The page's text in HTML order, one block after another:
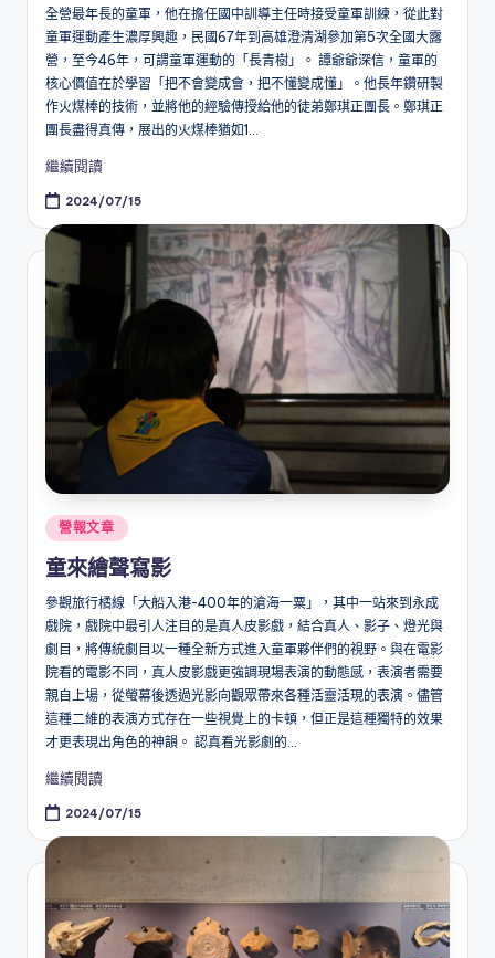
全營最年長的童軍，他在擔任國中訓導主任時接受童軍訓練，從此對
童軍運動產生濃厚興趣，民國67年到高雄澄清湖參加第5次全國大露
營，至今46年，可謂童軍運動的「長青樹」。 譚爺爺深信，童軍的
核心價值在於學習「把不會變成會，把不懂變成懂」。他長年鑽研製
作火煤棒的技術，並將他的經驗傳授給他的徒弟鄭琪正團長。鄭琪正
團長盡得真傳，展出的火煤棒猶如1...
繼續閱讀
2024/07/15
Posted
營報文章
童來繪聲寫影
參觀旅行橘線「大船入港-400年的滄海一粟」，其中一站來到永成
戲院，戲院中最引人注目的是真人皮影戲，結合真人、影子、燈光與
劇目，將傳統劇目以一種全新方式進入童軍夥伴們的視野。與在電影
院看的電影不同，真人皮影戲更強調現場表演的動態感，表演者需要
親自上場，從螢幕後透過光影向觀眾帶來各種活靈活現的表演。儘管
這種二維的表演方式存在一些視覺上的卡頓，但正是這種獨特的效果
才更表現出角色的神韻。 認真看光影劇的...
繼續閱讀
2024/07/15